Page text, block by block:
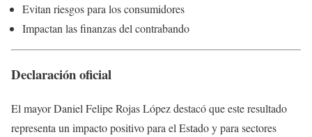
Evitan riesgos para los consumidores
Impactan las finanzas del contrabando
Declaración oficial
El mayorDaniel Felipe Rojas Lópezdestacó que este resultado
representa un impacto positivo para el Estado y para sectores